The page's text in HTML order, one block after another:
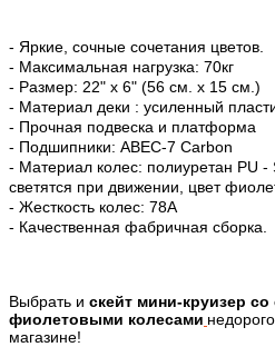
- Яркие, сочные сочетания цветов.
- Максимальная нагрузка: 70кг
- Размер: 22" х 6" (56 см. х 15 см.)
- Материал деки : усиленный
- Прочная подвеска и платформа
- Подшипники: ABEC-7 Carbon
- Материал колес: полиуретан PU -
светятся при движении, цвет
- Жесткость колес: 78A
- Качественная фабричная сборка.
Выбрать и скейт мини-круизер
фиолетовыми колесами
магазине!